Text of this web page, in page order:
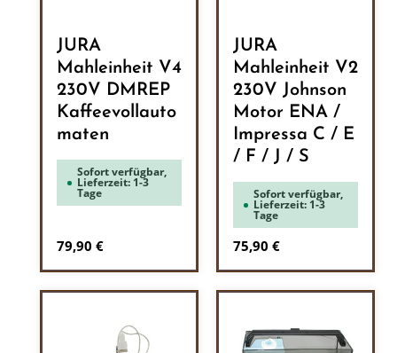
JURA
Mahleinheit V4
230V DMREP
Kaffeevollauto
maten
Sofort verfügbar,
Lieferzeit: 1-3
Tage
Regulärer Preis:
79,90 €
JURA
Mahleinheit V2
230V Johnson
Motor ENA /
Impressa C / E
/ F / J / S
Sofort verfügbar,
Lieferzeit: 1-3
Tage
Regulärer Preis:
75,90 €